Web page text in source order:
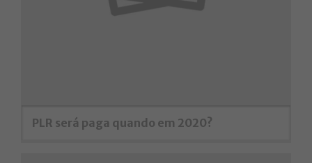
PLR será paga quando em 2020?